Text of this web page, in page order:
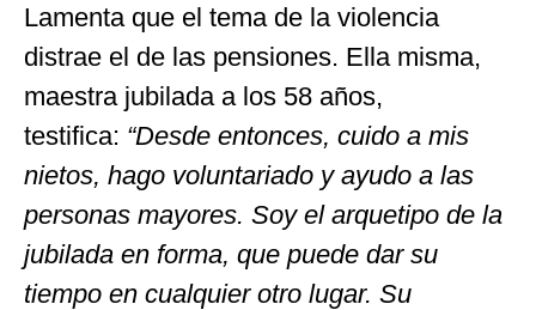
Lamenta que el tema de la violencia
distrae el de las pensiones. Ella misma,
maestra jubilada a los 58 años,
testifica: “Desde entonces, cuido a mis
nietos, hago voluntariado y ayudo a las
personas mayores. Soy el arquetipo de la
jubilada en forma, que puede dar su
tiempo en cualquier otro lugar. Su